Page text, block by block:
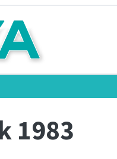
1983